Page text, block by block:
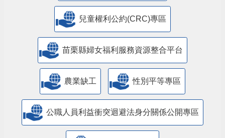
兒童權利公約(CRC)專區
苗栗縣婦女福利服務資源整合平台
農業缺工 性別平等專區
公職人員利益衝突迴避法身分關係公開專區